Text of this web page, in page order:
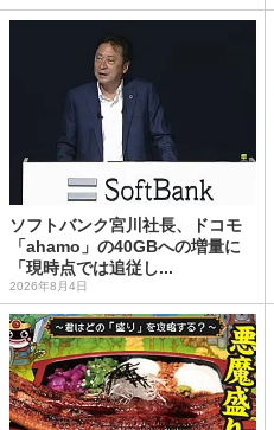
ソフトバンク宮川社長、ドコモ
「ahamo」の40GBへの増量に
「現時点では追従し...
2026年8月4日